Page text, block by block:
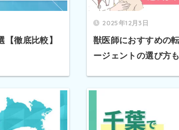
徹底比較】
2025年12月3日
獣医師におすすめの
ージェントの選び方